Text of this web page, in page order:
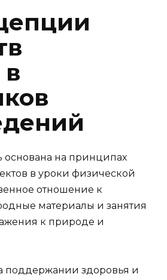
основана на принципах
в уроки физической
отношение к
материалы и занятия
к природе и
поддержании здоровья и